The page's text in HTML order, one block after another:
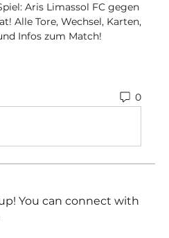
Aris Limassol FC gegen
Alle Tore, Wechsel, Karten,
Infos zum Match!
0
You can connect with